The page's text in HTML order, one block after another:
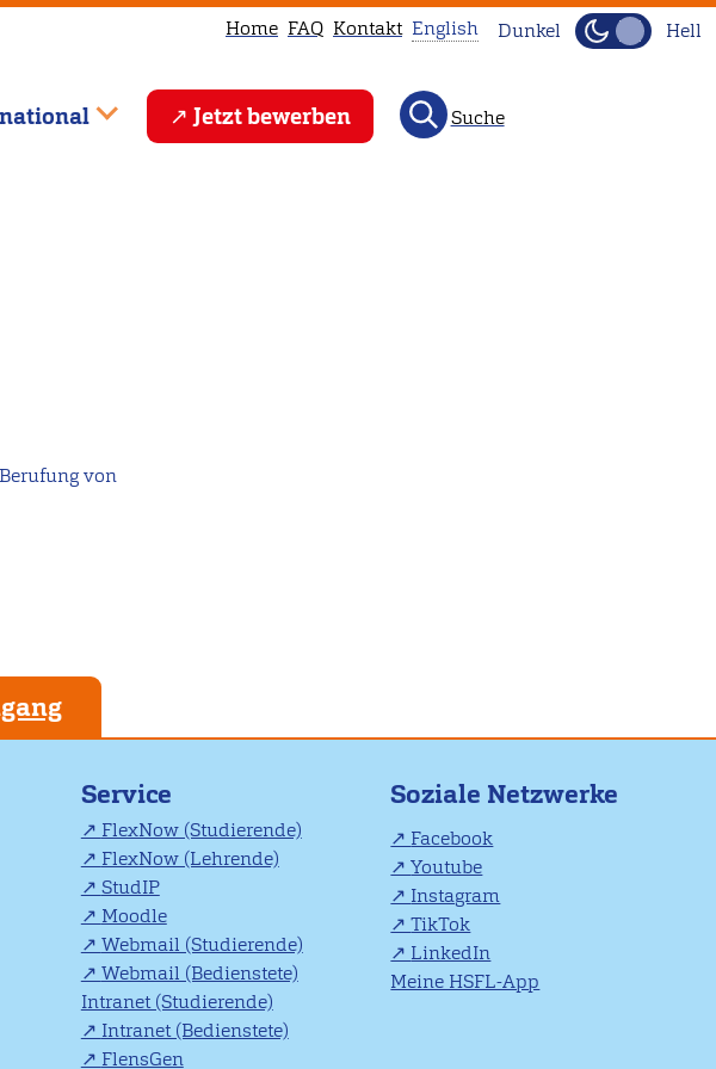
Home FAQ Kontakt
This
page
English Dunkel Hell
Jetzt bewerben Suche
von
Service
FlexNow (Studierende)
FlexNow (Lehrende)
StudIP
Moodle
Webmail (Studierende)
Webmail (Bedienstete)
Intranet (Studierende)
Intranet (Bedienstete)
FlensGen
Soziale Netzwerke
Facebook
Youtube
Instagram
TikTok
LinkedIn
Meine HSFL-App